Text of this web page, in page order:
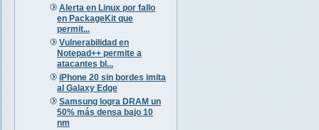
Alerta en Linux por fallo
en PackageKit que
permit...
Vulnerabilidad en
Notepad++ permite a
atacantes bl...
iPhone 20 sin bordes imita
al Galaxy Edge
Samsung logra DRAM un
50% más densa bajo 10
nm